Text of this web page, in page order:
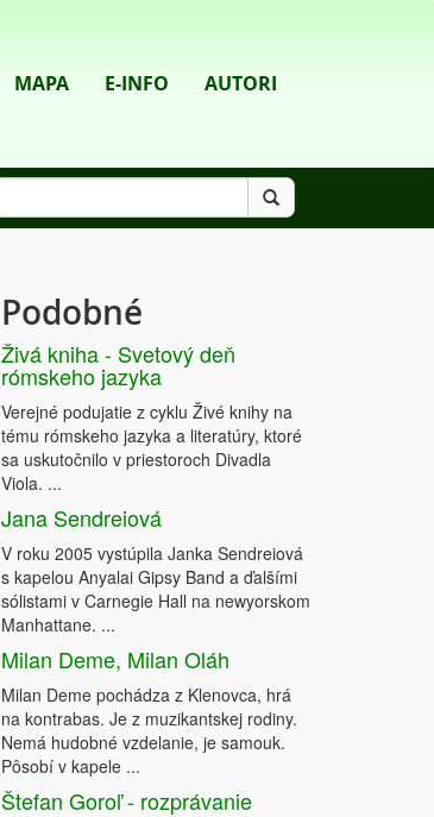
MAPA E-INFO AUTORI
Podobné
Živá kniha - Svetový deň
rómskeho jazyka
Verejné podujatie z cyklu Živé knihy na
tému rómskeho jazyka a literatúry, ktoré
sa uskutočnilo v priestoroch Divadla
Viola. ...
Jana Sendreiová
V roku 2005 vystúpila Janka Sendreiová
s kapelou Anyalai Gipsy Band a ďalšími
sólistami v Carnegie Hall na newyorskom
Manhattane. ...
Milan Deme, Milan Oláh
Milan Deme pochádza z Klenovca, hrá
na kontrabas. Je z muzikantskej rodiny.
Nemá hudobné vzdelanie, je samouk.
Pôsobí v kapele ...
Štefan Goroľ - rozprávanie